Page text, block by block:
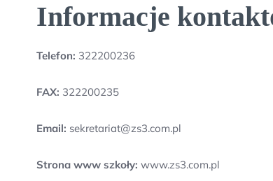
Informacje
Telefon: 322200236
FAX: 322200235
Email: sekretariat@zs3.com.pl
Strona www szkoły: www.zs3.com.pl